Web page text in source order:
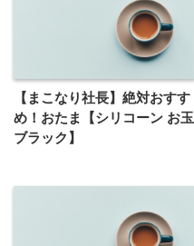
【まこなり社長】絶対おすす
め！おたま【シリコーン お玉
ブラック】